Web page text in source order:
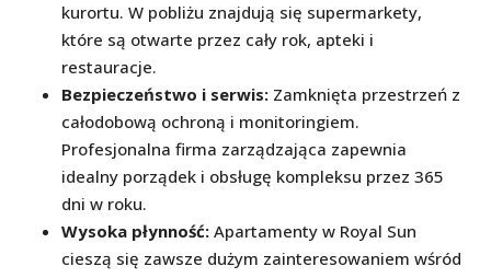
kurortu. W pobliżu znajdują się supermarkety,
które są otwarte przez cały rok, apteki i
restauracje.
Bezpieczeństwo i serwis: Zamknięta przestrzeń z
całodobową ochroną i monitoringiem.
Profesjonalna firma zarządzająca zapewnia
idealny porządek i obsługę kompleksu przez 365
dni w roku.
Wysoka płynność: Apartamenty w Royal Sun
cieszą się zawsze dużym zainteresowaniem wśród